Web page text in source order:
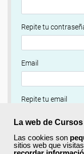
La web de
Las cookies son
sitios web que
Repite tu
Email
Repite tu email
¿Quieres
Si
No,